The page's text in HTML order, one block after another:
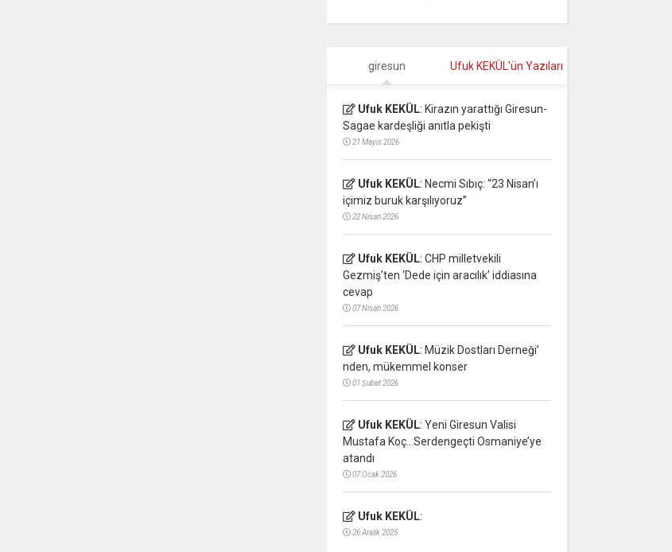
giresun Ufuk KEKÜL'ün Yazıları
Ufuk KEKÜL: Kirazın yarattığı Giresun-
Sagae kardeşliği anıtla pekişti
21 Mayıs 2026
Ufuk KEKÜL: Necmi Sıbıç: “23 Nisan’ı
içimiz buruk karşılıyoruz”
22 Nisan 2026
Ufuk KEKÜL: CHP milletvekili
Gezmiş’ten ‘Dede için aracılık’ iddiasına
cevap
07 Nisan 2026
Ufuk KEKÜL: Müzik Dostları Derneği’
nden, mükemmel konser
01 Şubat 2026
Ufuk KEKÜL: Yeni Giresun Valisi
Mustafa Koç…Serdengeçti Osmaniye’ye
atandı
07 Ocak 2026
Ufuk KEKÜL:
26 Aralık 2025